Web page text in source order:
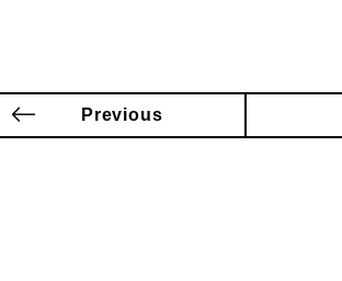
Previous